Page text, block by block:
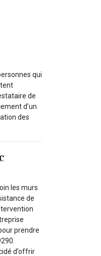
qui
de
d’un
des
les murs
de
prendre
d’offrir